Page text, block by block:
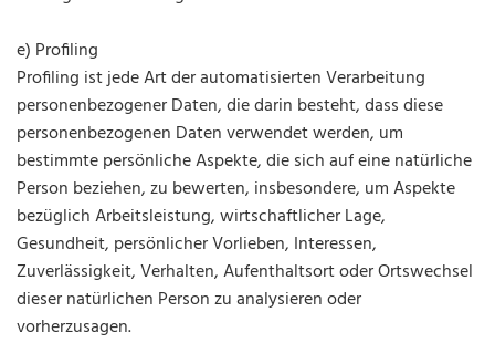
e) Profiling
Profiling ist jede Art der automatisierten Verarbeitung
personenbezogener Daten, die darin besteht, dass diese
personenbezogenen Daten verwendet werden, um
bestimmte persönliche Aspekte, die sich auf eine natürliche
Person beziehen, zu bewerten, insbesondere, um Aspekte
bezüglich Arbeitsleistung, wirtschaftlicher Lage,
Gesundheit, persönlicher Vorlieben, Interessen,
Zuverlässigkeit, Verhalten, Aufenthaltsort oder Ortswechsel
dieser natürlichen Person zu analysieren oder
vorherzusagen.